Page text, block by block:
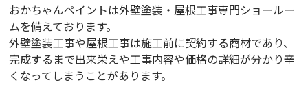
おかちゃんペイントは外壁塗装・屋根工事専門ショールー
ムを備えております。
外壁塗装工事や屋根工事は施工前に契約する商材であり、
完成するまで出来栄えや工事内容や価格の詳細が分かり辛
くなってしまうことがあります。